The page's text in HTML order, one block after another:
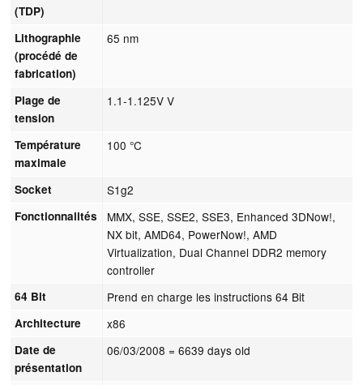
(TDP)
Lithographie
(procédé de
fabrication)
65 nm
Plage de
tension
1.1-1.125V V
Température
maximale
100 °C
Socket S1g2
Fonctionnalités
MMX, SSE, SSE2, SSE3, Enhanced 3DNow!,
NX bit, AMD64, PowerNow!, AMD
Virtualization, Dual Channel DDR2 memory
controller
64 Bit Prend en charge les instructions 64 Bit
Architecture x86
Date de
présentation
06/03/2008 = 6639 days old